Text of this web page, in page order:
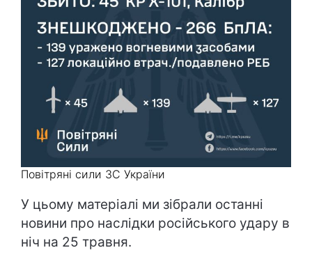
Повітряні сили ЗС України
У цьому матеріалі ми зібрали останні
новини про наслідки російського удару в
ніч на 25 травня.